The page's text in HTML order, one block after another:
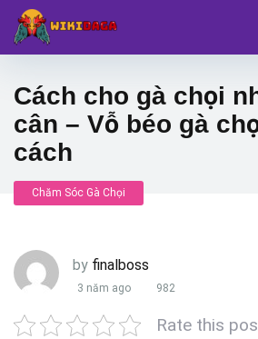
Cách cho gà chọi
cân – Vỗ béo gà
cách
Chăm Sóc Gà Chọi
by finalboss
3 năm ago 982
Rate this